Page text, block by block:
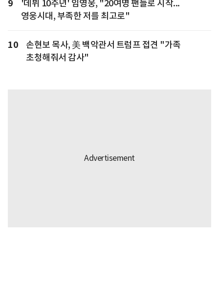
9
'데뷔 10주년' 임영웅, "20여명 팬들로 시작...
영웅시대, 부족한 저를 최고로"
10
손현보 목사, 美 백악관서 트럼프 접견 "가족
초청해줘서 감사"